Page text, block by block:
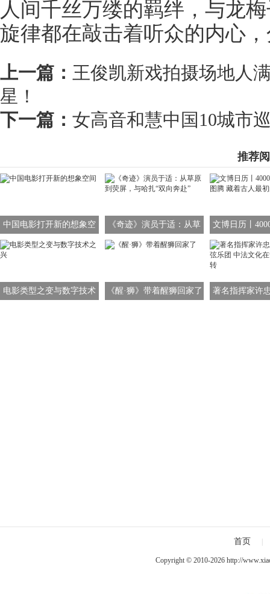
人间千丝万缕的羁绊，与龙
旋律都在敲击着听众的内心
上一篇： 王俊凯新戏拍摄场地人
星！
下一篇： 女高音和慧中国10城市
推荐
中国电影打开新的想象空
间
《奇迹》演员于适：从草
原到荧屏，与哈扎“双向奔
文博日历丨
龙图腾 藏着古
象
电影类型之变与数字技术
《醒·狮》带着醒狮回家了
著名指挥家许
首页
Copyright © 2010-2026 http://